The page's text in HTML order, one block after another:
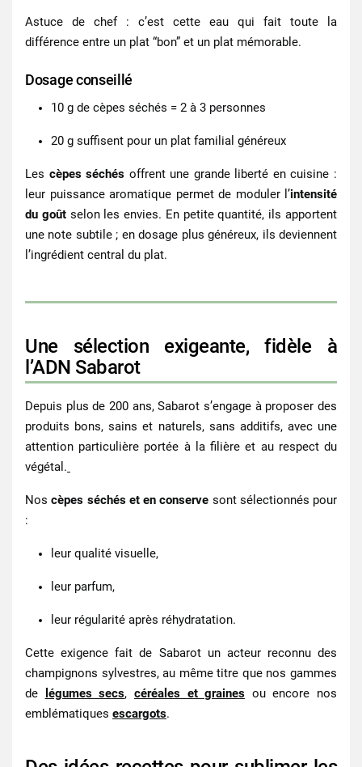
Astuce de chef : c’est cette eau qui fait toute la
différence entre un plat “bon” et un plat mémorable.
Dosage conseillé
10 g de cèpes séchés = 2 à 3 personnes
20 g suffisent pour un plat familial généreux
Les cèpes séchés offrent une grande liberté en cuisine :
leur puissance aromatique permet de moduler l’intensité
du goûtselon les envies. En petite quantité, ils apportent
une note subtile ; en dosage plus généreux, ils deviennent
l’ingrédient central du plat.
Une sélection exigeante, fidèle à
l’ADN Sabarot
Depuis plus de 200 ans, Sabarot s’engage à proposer des
produits bons, sains et naturels, sans additifs, avec une
attention particulière portée à la filière et au respect du
végétal.
Noscèpes séchés et en conserve sont sélectionnés pour
:
leur qualité visuelle,
leur parfum,
leur régularité après réhydratation.
Cette exigence fait de Sabarot un acteur reconnu des
champignons sylvestres, au même titre que nos gammes
de
légumes secs, céréales et graines ou encore nos
emblématiques escargots.